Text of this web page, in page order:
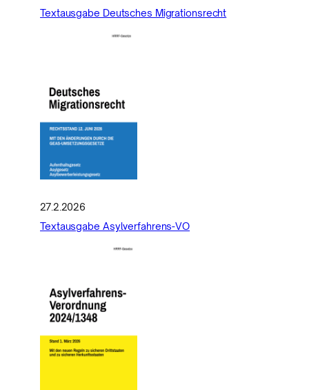
Textausgabe Deutsches Migrationsrecht
27.2.2026
Textausgabe Asylverfahrens-VO